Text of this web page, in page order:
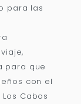
para las
para que
con el
Cabos